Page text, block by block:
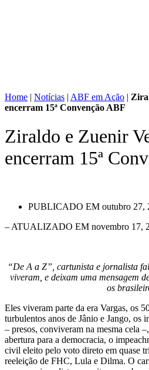
Home | Notícias | ABF em Ação |
encerram 15ª Convenção ABF
Ziraldo e Zuenir
encerram 15ª
PUBLICADO EM outubro 27,
– ATUALIZADO EM novembro 17,
“De A a Z”, cartunista e jornalista
viveram, e deixam uma mensagem
os
Eles viveram parte da era Vargas, os
turbulentos anos de Jânio e Jango, os
– presos, conviveram na mesma cela
abertura para a democracia, o
civil eleito pelo voto direto em quase
reeleição de FHC, Lula e Dilma. O